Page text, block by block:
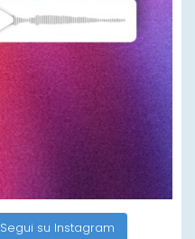
Segui su Instagram